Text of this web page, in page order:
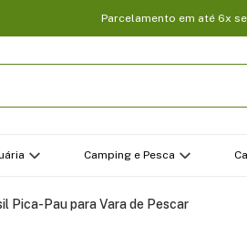
Parcelamento em até 6x
Camping e Pesca
Pica-Pau para Vara de Pescar